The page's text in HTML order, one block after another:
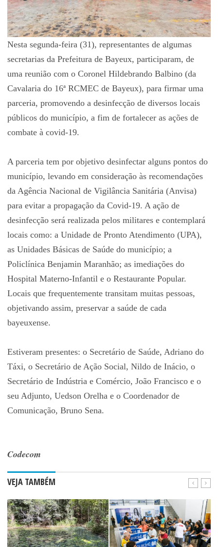
Nesta segunda-feira (31), representantes de algumas
secretarias da Prefeitura de Bayeux, participaram, de
uma reunião com o Coronel Hildebrando Balbino (da
Cavalaria do 16ª RCMEC de Bayeux), para firmar uma
parceria, promovendo a desinfecção de diversos locais
públicos do município, a fim de fortalecer as ações de
combate à covid-19.
A parceria tem por objetivo desinfectar alguns pontos do
município, levando em consideração às recomendações
da Agência Nacional de Vigilância Sanitária (Anvisa)
para evitar a propagação da Covid-19. A ação de
desinfecção será realizada pelos militares e contemplará
locais como: a Unidade de Pronto Atendimento (UPA),
as Unidades Básicas de Saúde do município; a
Policlínica Benjamin Maranhão; as imediações do
Hospital Materno-Infantil e o Restaurante Popular.
Locais que frequentemente transitam muitas pessoas,
objetivando assim, preservar a saúde de cada
bayeuxense.
Estiveram presentes: o Secretário de Saúde, Adriano do
Táxi, o Secretário de Ação Social, Nildo de Inácio, o
Secretário de Indústria e Comércio, João Francisco e o
seu Adjunto, Uedson Orelha e o Coordenador de
Comunicação, Bruno Sena.
Codecom
VEJA TAMBÉM